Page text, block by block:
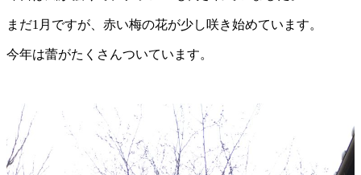
まだ1月ですが、赤い梅の花が少し咲き始めています。
今年は蕾がたくさんついています。